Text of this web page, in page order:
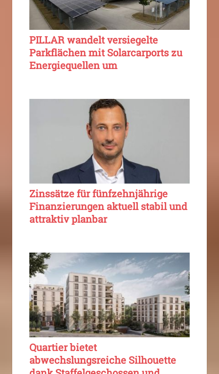
PILLAR wandelt versiegelte
Parkflächen mit Solarcarports zu
Energiequellen um
Zinssätze für fünfzehnjährige
Finanzierungen aktuell stabil und
attraktiv planbar
Quartier bietet
abwechslungsreiche Silhouette